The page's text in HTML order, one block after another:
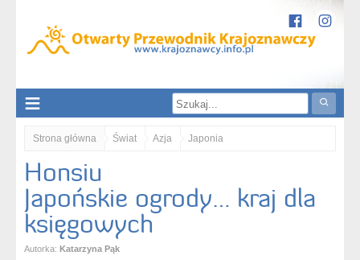
Strona główna Świat Azja Japonia
Honsiu. Japońskie ogrody… kraj dla księgowych
Honsiu
Japońskie ogrody… kraj dla
księgowych
Autorka: Katarzyna Pąk